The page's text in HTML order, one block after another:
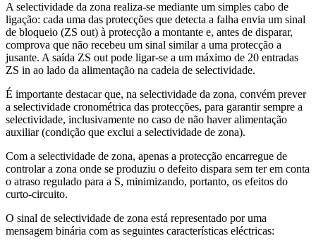
A selectividade da zona realiza-se mediante um simples cabo de
ligação: cada uma das protecções que detecta a falha envia um sinal
de bloqueio (ZS out) à protecção a montante e, antes de disparar,
comprova que não recebeu um sinal similar a uma protecção a
jusante. A saída ZS out pode ligar-se a um máximo de 20 entradas
ZS in ao lado da alimentação na cadeia de selectividade.
É importante destacar que, na selectividade da zona, convém prever
a selectividade cronométrica das protecções, para garantir sempre a
selectividade, inclusivamente no caso de não haver alimentação
auxiliar (condição que exclui a selectividade de zona).
Com a selectividade de zona, apenas a protecção encarregue de
controlar a zona onde se produziu o defeito dispara sem ter em conta
o atraso regulado para a S, minimizando, portanto, os efeitos do
curto-circuito.
O sinal de selectividade de zona está representado por uma
mensagem binária com as seguintes características eléctricas: